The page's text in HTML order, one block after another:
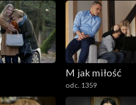
M jak miłość
odc. 1359